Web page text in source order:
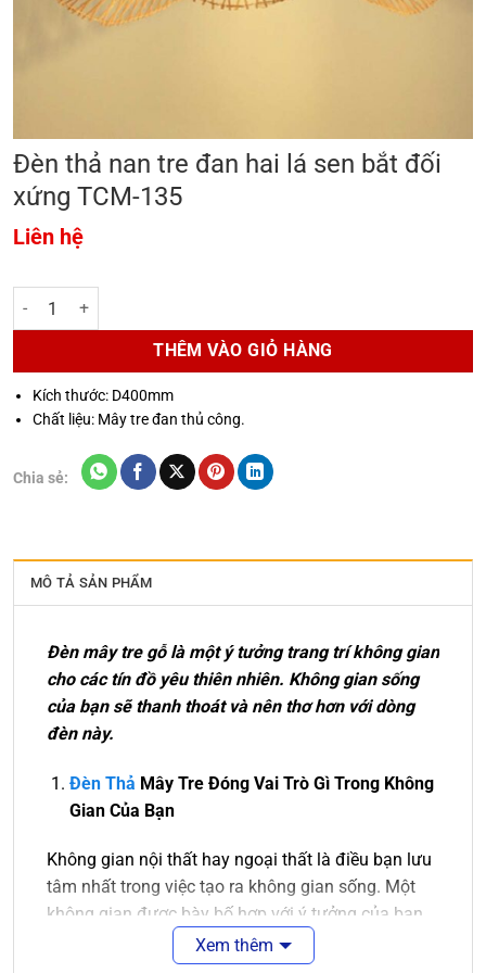
Đèn thả nan tre đan hai lá sen bắt đối
xứng TCM-135
Liên hệ
Đèn thả nan tre đan hai lá sen bắt đối xứng TCM-135 số lượng
THÊM VÀO GIỎ HÀNG
Kích thước: D400mm
Chất liệu: Mây tre đan thủ công.
Chia sẻ:
MÔ TẢ SẢN PHẨM
Đèn mây tre gỗ là một ý tưởng trang trí không gian
cho các tín đồ yêu thiên nhiên. Không gian sống
của bạn sẽ thanh thoát và nên thơ hơn với dòng
đèn này.
Đèn Thả Mây Tre Đóng Vai Trò Gì Trong Không
Gian Của Bạn
Không gian nội thất hay ngoại thất là điều bạn lưu
tâm nhất trong việc tạo ra không gian sống. Một
không gian được bày bố hợp với ý tưởng của bạn
là điều tuyệt vời. Sẽ tuyệt vời hơn nếu không gian
ấy được màu sắc của ánh sáng chiếu rọi.
Xem thêm